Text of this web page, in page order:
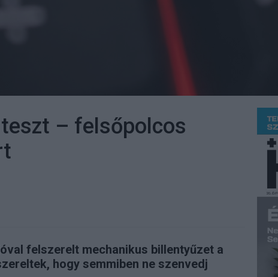
– felsőpolcos
felszerelt mechanikus billentyűzet a
hogy semmiben ne szenvedj